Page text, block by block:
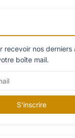
recevoir nos derniers
boîte mail.
S'inscrire